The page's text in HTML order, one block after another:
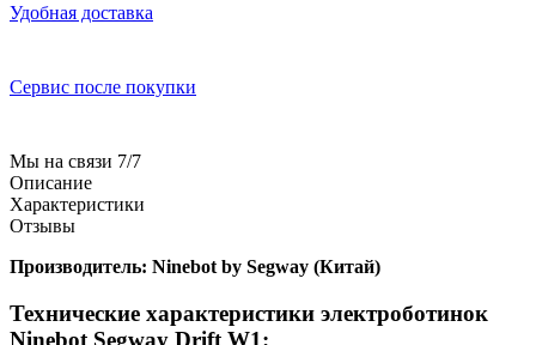
Удобная доставка
Сервис после покупки
Мы на связи 7/7
Описание
Характеристики
Отзывы
Производитель: Ninebot by Segway (Китай)
Технические характеристики электроботинок
Ninebot Segway Drift W1: